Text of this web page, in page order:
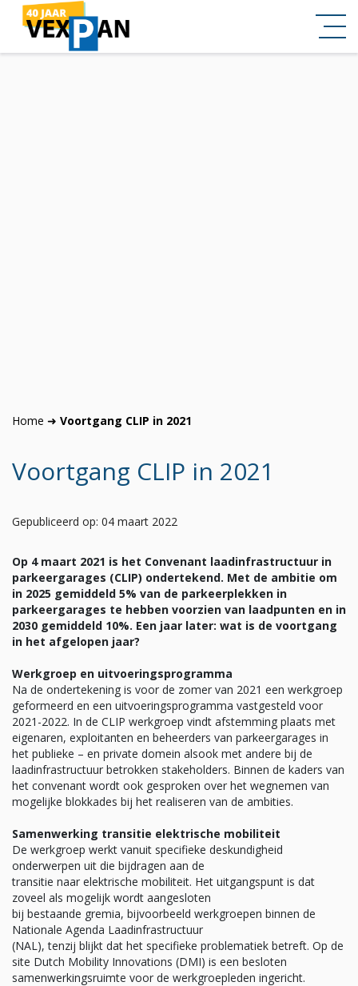
Home ➜ Voortgang CLIP in 2021
Voortgang CLIP in 2021
Gepubliceerd op: 04 maart 2022
Op 4 maart 2021 is het Convenant laadinfrastructuur in
parkeergarages (CLIP) ondertekend. Met de ambitie om
in 2025 gemiddeld 5% van de parkeerplekken in
parkeergarages te hebben voorzien van laadpunten en in
2030 gemiddeld 10%. Een jaar later: wat is de voortgang
in het afgelopen jaar?
Werkgroep en uitvoeringsprogramma
Na de ondertekening is voor de zomer van 2021 een werkgroep
geformeerd en een uitvoeringsprogramma vastgesteld voor
2021-2022. In de CLIP werkgroep vindt afstemming plaats met
eigenaren, exploitanten en beheerders van parkeergarages in
het publieke – en private domein alsook met andere bij de
laadinfrastructuur betrokken stakeholders. Binnen de kaders van
het convenant wordt ook gesproken over het wegnemen van
mogelijke blokkades bij het realiseren van de ambities.
Samenwerking transitie elektrische mobiliteit
De werkgroep werkt vanuit specifieke deskundigheid
onderwerpen uit die bijdragen aan de
transitie naar elektrische mobiliteit. Het uitgangspunt is dat
zoveel als mogelijk wordt aangesloten
bij bestaande gremia, bijvoorbeeld werkgroepen binnen de
Nationale Agenda Laadinfrastructuur
(NAL), tenzij blijkt dat het specifieke problematiek betreft. Op de
site Dutch Mobility Innovations (DMI) is een besloten
samenwerkingsruimte voor de werkgroepleden ingericht.